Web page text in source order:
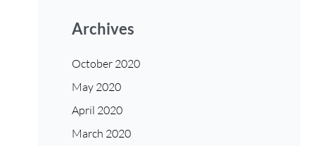
Archives
October 2020
May 2020
April 2020
March 2020